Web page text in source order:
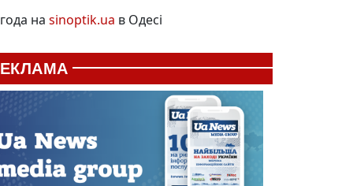
на sinoptik.ua в Одесі